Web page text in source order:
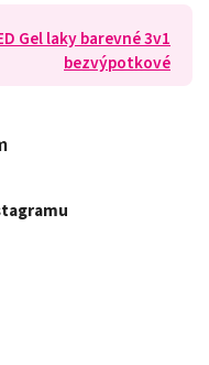
Gel laky barevné 3v1
bezvýpotkové